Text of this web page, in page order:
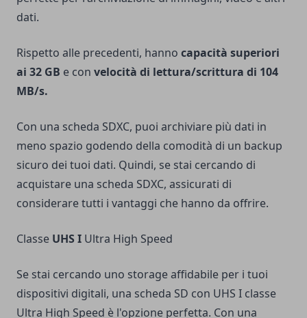
dati.
Rispetto alle precedenti, hanno capacità superiori
ai 32 GB e con velocità di lettura/scrittura di 104
MB/s.
Con una scheda SDXC, puoi archiviare più dati in
meno spazio godendo della comodità di un backup
sicuro dei tuoi dati. Quindi, se stai cercando di
acquistare una scheda SDXC, assicurati di
considerare tutti i vantaggi che hanno da offrire.
Classe UHS I Ultra High Speed
Se stai cercando uno storage affidabile per i tuoi
dispositivi digitali, una scheda SD con UHS I classe
Ultra High Speed è l'opzione perfetta. Con una